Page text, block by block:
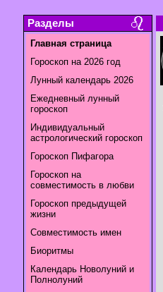
Разделы
Главная страница
Гороскоп на 2026 год
Лунный календарь 2026
Ежедневный лунный
гороскоп
Индивидуальный
астрологический гороскоп
Гороскоп Пифагора
Гороскоп на
совместимость в любви
Гороскоп предыдущей
жизни
Совместимость имен
Биоритмы
Календарь Новолуний и
Полнолуний